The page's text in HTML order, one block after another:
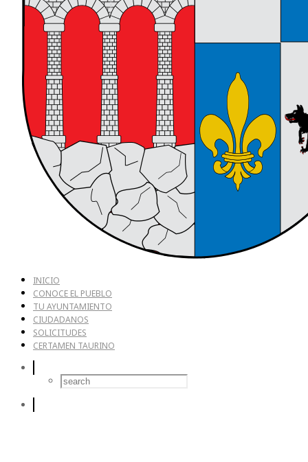
INICIO
CONOCE EL PUEBLO
TU AYUNTAMIENTO
CIUDADANOS
SOLICITUDES
CERTAMEN TAURINO